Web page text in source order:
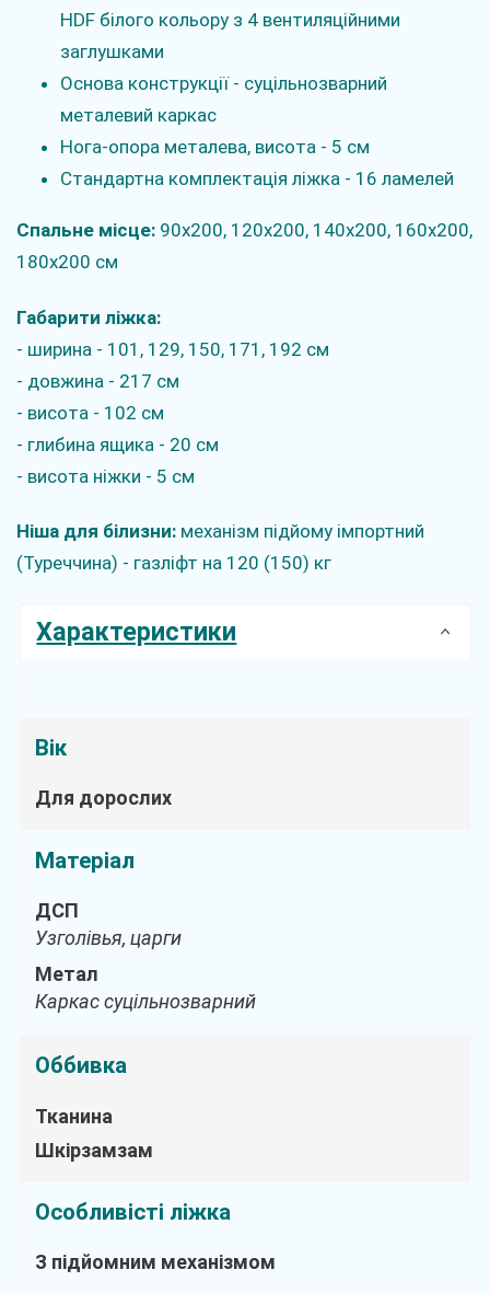
HDF білого кольору з 4 вентиляційними
заглушками
Основа конструкції - суцільнозварний
металевий каркас
Нога-опора металева, висота - 5 см
Стандартна комплектація ліжка - 16 ламелей
Спальне місце: 90х200, 120х200, 140х200, 160х200,
180х200 см
Габарити ліжка:
- ширина - 101, 129, 150, 171, 192 см
- довжина - 217 см
- висота - 102 см
- глибина ящика - 20 см
- висота ніжки - 5 см
Ніша для білизни: механізм підйому імпортний
(Туреччина) - газліфт на 120 (150) кг
Характеристики
Вік
Для дорослих
Матеріал
ДСП
Узголівья, царги
Метал
Каркас суцільнозварний
Оббивка
Тканина
Шкірзамзам
Особливісті ліжка
З підйомним механізмом